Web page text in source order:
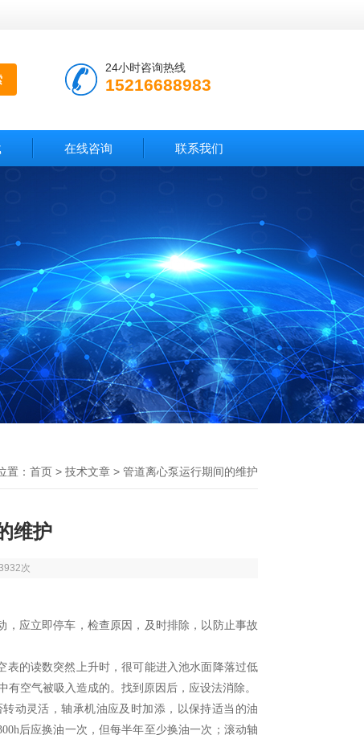
24小时咨询热线
15216688983
在线咨询 联系我们
置： 首页 > 技术文章 > 管道离心泵运行期间的维护
维护
次
应立即停车，检查原因，及时排除，以防止事故
表的读数突然上升时，很可能进入池水面降落过低
空气被吸入造成的。找到原因后，应设法消除。
动灵活，轴承机油应及时加添，以保持适当的油
后应换油一次，但每半年至少换油一次；滚动轴